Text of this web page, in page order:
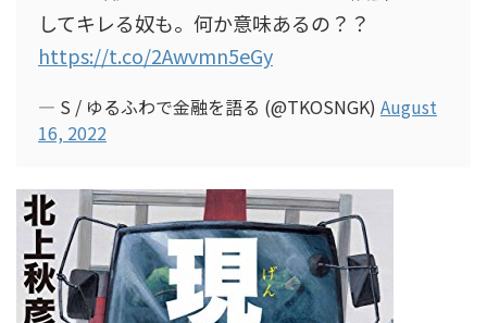
してキレる奴も。何か意味あるの？？
https://t.co/2Awvmn5eGy
— S / ゆるふわで金融を語る (@TKOSNGK) August
16, 2022